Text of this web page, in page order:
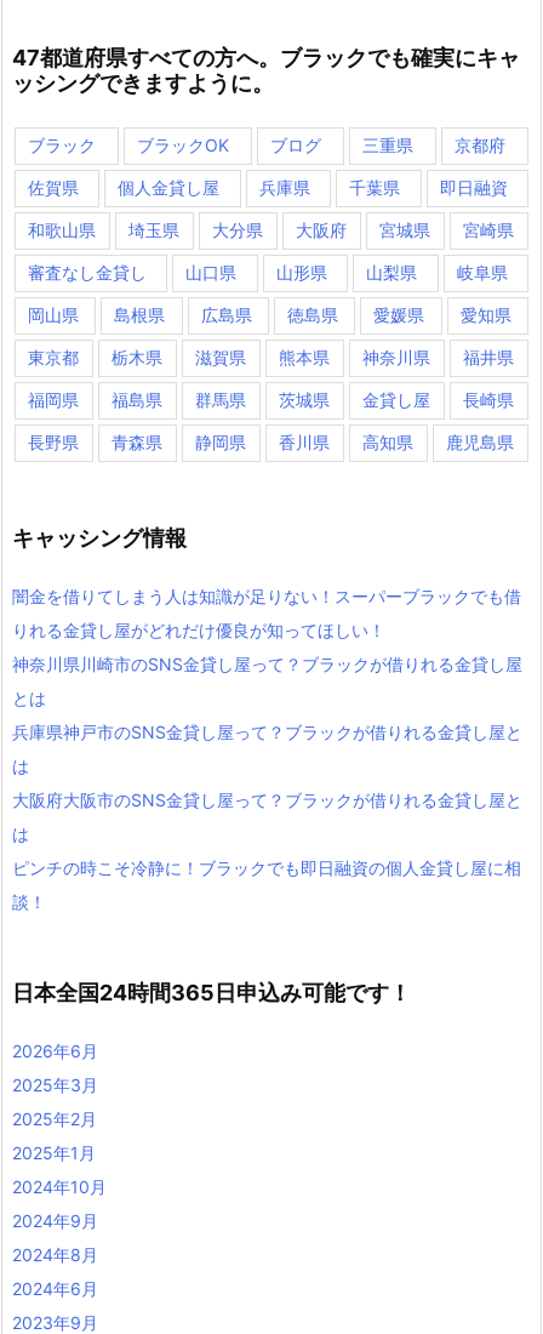
47都道府県すべての方へ。ブラックでも確実にキャ
ッシングできますように。
ブラック ブラックOK ブログ 三重県 京都府
佐賀県 個人金貸し屋 兵庫県 千葉県 即日融資
和歌山県 埼玉県 大分県 大阪府 宮城県 宮崎県
審査なし金貸し 山口県 山形県 山梨県 岐阜県
岡山県 島根県 広島県 徳島県 愛媛県 愛知県
東京都 栃木県 滋賀県 熊本県 神奈川県 福井県
福岡県 福島県 群馬県 茨城県 金貸し屋 長崎県
長野県 青森県 静岡県 香川県 高知県 鹿児島県
キャッシング情報
闇金を借りてしまう人は知識が足りない！スーパーブラックでも借
りれる金貸し屋がどれだけ優良が知ってほしい！
神奈川県川崎市のSNS金貸し屋って？ブラックが借りれる金貸し屋
とは
兵庫県神戸市のSNS金貸し屋って？ブラックが借りれる金貸し屋と
は
大阪府大阪市のSNS金貸し屋って？ブラックが借りれる金貸し屋と
は
ピンチの時こそ冷静に！ブラックでも即日融資の個人金貸し屋に相
談！
日本全国24時間365日申込み可能です！
2026年6月
2025年3月
2025年2月
2025年1月
2024年10月
2024年9月
2024年8月
2024年6月
2023年9月